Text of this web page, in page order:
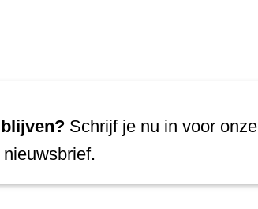
Schrijf je nu in voor onze
nieuwsbrief.